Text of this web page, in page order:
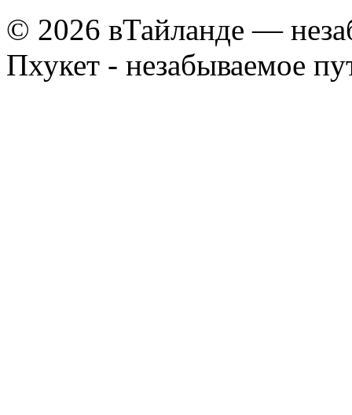
© 2026 вТайланде —
Пхукет - незабываемое